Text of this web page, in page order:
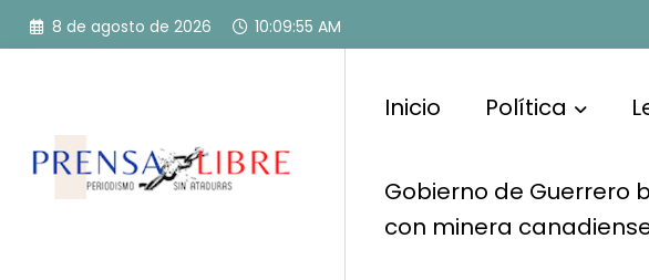
Saltar
8 de agosto de 2026 10:09:56 AM
Inicio Política
Gobierno de Guerrero
con minera